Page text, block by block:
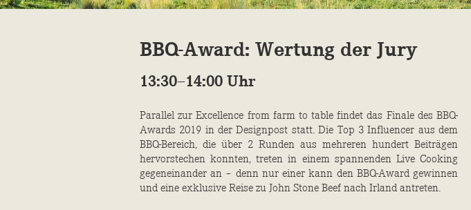
BBQ-Award: Wertung der Jury
13:30–14:00 Uhr
Parallel zur Excellence from farm to table findet das Finale des BBQ-
Awards 2019 in der Designpost statt. Die Top 3 Influencer aus dem
BBQ-Bereich, die über 2 Runden aus mehreren hundert Beiträgen
hervorstechen konnten, treten in einem spannenden Live Cooking
gegeneinander an – denn nur einer kann den BBQ-Award gewinnen
und eine exklusive Reise zu John Stone Beef nach Irland antreten.